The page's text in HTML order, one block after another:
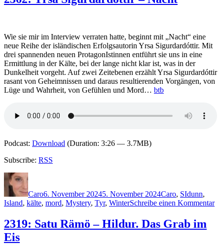
Sigurdardóttir
Wie sie mir im Interview verraten hatte, beginnt mit „Nacht“ eine
neue Reihe der isländischen Erfolgsautorin Yrsa Sigurdardóttir. Mit
drei spannenden neuen ProtagonIstinnen entführt sie uns in eine
Ermittlung in der Kälte, bei der lange nicht klar ist, was in der
Dunkelheit vorgeht. Auf zwei Zeitebenen erzählt Yrsa Sigurdardóttir
rasant von Geheimnissen und daraus resultierenden Vorgängen, von
Lüge und Wahrheit, von Gefühlen und Mord… btb
Podcast: Download (Duration: 3:26 — 3.7MB)
Subscribe: RSS
Autor
Caro6. November 20245. November 2024Caro, SIdunn,
Island, kälte, mord, Mystery, Tyr, WinterSchreibe einen Kommentarzu
2319: Satu Rämö – Hildur. Das Grab im
Eis